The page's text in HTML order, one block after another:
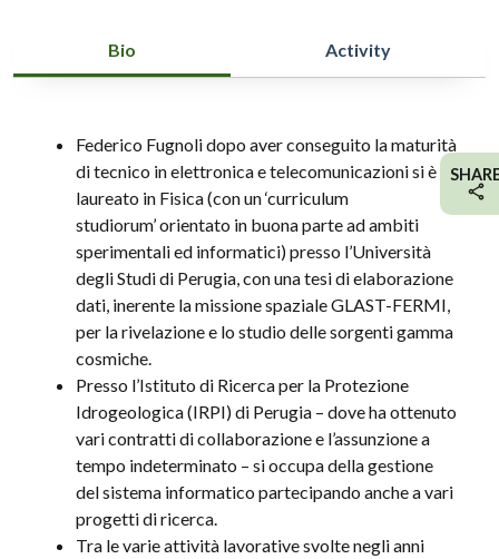
Bio Activity
Federico Fugnoli dopo aver conseguito la maturità
di tecnico in elettronica e telecomunicazioni si è
laureato in Fisica (con un‘curriculum
studiorum’orientato in buona parte ad ambiti
sperimentali ed informatici) presso l’Università
degli Studi di Perugia, con una tesi di elaborazione
dati, inerente la missione spaziale GLAST-FERMI,
per la rivelazione e lo studio delle sorgenti gamma
cosmiche.
Presso l’Istituto di Ricerca per la Protezione
Idrogeologica (IRPI) di Perugia – dove ha ottenuto
vari contratti di collaborazione e l’assunzione a
tempo indeterminato – si occupa della gestione
del sistema informatico partecipando anche a vari
progetti di ricerca.
Tra le varie attività lavorative svolte negli anni